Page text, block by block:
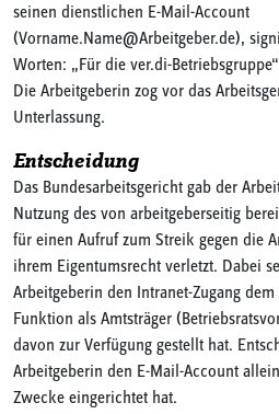
seinen dienstlichen E-Mail-Account
(Vorname.Name@Arbeitgeber.de),
Worten: „Für die ver.di-
Die Arbeitgeberin zog vor das
Unterlassung.
Entscheidung
Das Bundesarbeitsgericht gab der
Nutzung des von arbeitgeberseitig
für einen Aufruf zum Streik gegen die
ihrem Eigentumsrecht verletzt. Dabei
Arbeitgeberin den Intranet-Zugang
Funktion als Amtsträger
davon zur Verfügung gestellt hat.
Arbeitgeberin den E-Mail-Account
Zwecke eingerichtet hat.